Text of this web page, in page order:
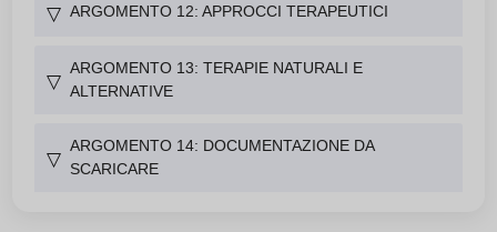
▽ ARGOMENTO 12: APPROCCI TERAPEUTICI
▽
ARGOMENTO 13: TERAPIE NATURALI E
ALTERNATIVE
▽
ARGOMENTO 14: DOCUMENTAZIONE DA
SCARICARE